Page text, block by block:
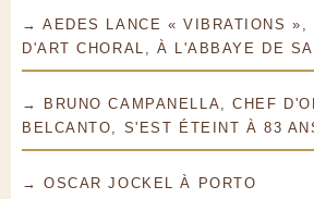
→ AEDES LANCE « VIBRATIONS »,
D'ART CHORAL, À L'ABBAYE DE
→ BRUNO CAMPANELLA, CHEF
BELCANTO, S'EST ÉTEINT À 83
→ OSCAR JOCKEL À PORTO